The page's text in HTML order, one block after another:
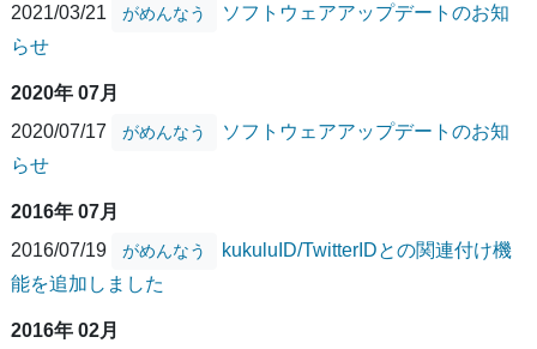
2021/03/21 がめんなう
ソフトウェアアップデートのお知
らせ
2020年 07月
2020/07/17
がめんなう
ソフトウェアアップデートのお知
らせ
2016年 07月
2016/07/19
がめんなう
kukuluID/TwitterIDとの関連付け機
能を追加しました
2016年 02月